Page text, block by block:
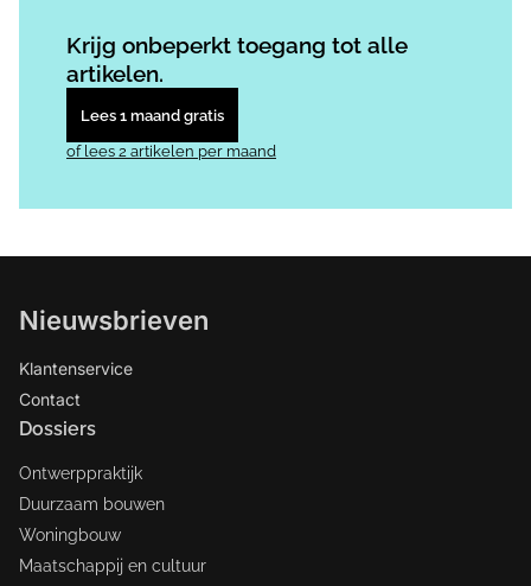
Krijg onbeperkt toegang tot alle
artikelen.
Lees 1 maand gratis
of lees 2 artikelen per maand
Nieuwsbrieven
Klantenservice
Contact
Dossiers
Ontwerppraktijk
Duurzaam bouwen
Woningbouw
Maatschappij en cultuur